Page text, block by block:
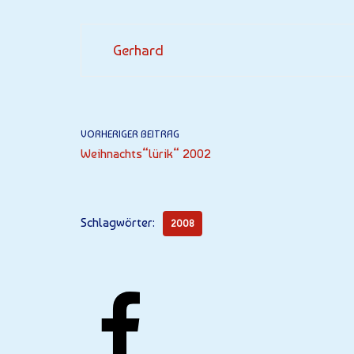
Gerhard
VORHERIGER BEITRAG
Weihnachts“lürik“ 2002
Schlagwörter: 2008